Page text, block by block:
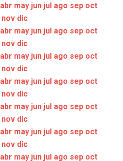
abr may jun jul ago sep oct
nov dic
abr may jun jul ago sep oct
nov dic
abr may jun jul ago sep oct
nov dic
abr may jun jul ago sep oct
nov dic
abr may jun jul ago sep oct
nov dic
abr may jun jul ago sep oct
nov dic
abr may jun jul ago sep oct